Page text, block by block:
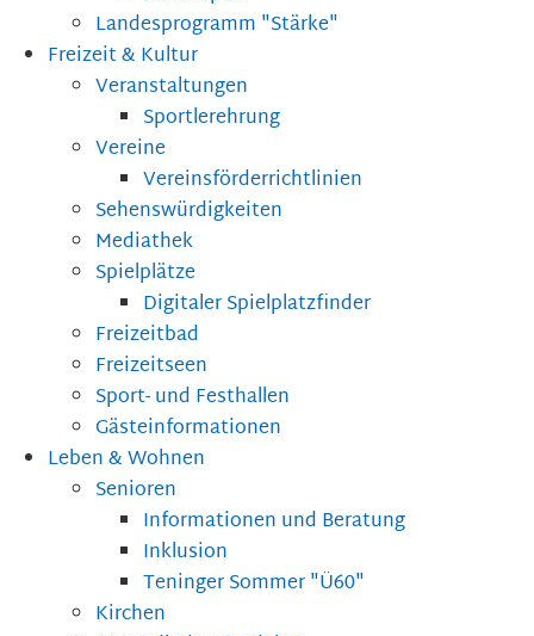
Landesprogramm "Stärke"
Freizeit & Kultur
Veranstaltungen
Sportlerehrung
Vereine
Vereinsförderrichtlinien
Sehenswürdigkeiten
Mediathek
Spielplätze
Digitaler Spielplatzfinder
Freizeitbad
Freizeitseen
Sport- und Festhallen
Gästeinformationen
Leben & Wohnen
Senioren
Informationen und Beratung
Inklusion
Teninger Sommer "Ü60"
Kirchen